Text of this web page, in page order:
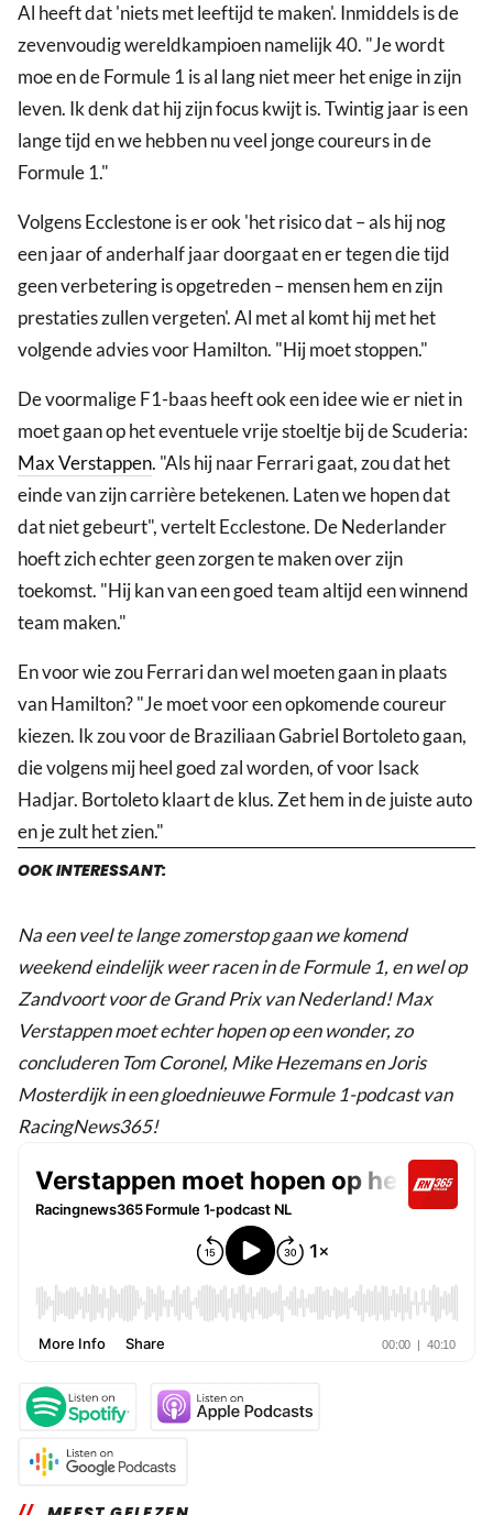
Al heeft dat 'niets met leeftijd te maken'. Inmiddels is de
zevenvoudig wereldkampioen namelijk 40. "Je wordt
moe en de Formule 1 is al lang niet meer het enige in zijn
leven. Ik denk dat hij zijn focus kwijt is. Twintig jaar is een
lange tijd en we hebben nu veel jonge coureurs in de
Formule 1."
Volgens Ecclestone is er ook 'het risico dat – als hij nog
een jaar of anderhalf jaar doorgaat en er tegen die tijd
geen verbetering is opgetreden – mensen hem en zijn
prestaties zullen vergeten'. Al met al komt hij met het
volgende advies voor Hamilton. "Hij moet stoppen."
De voormalige F1-baas heeft ook een idee wie er niet in
moet gaan op het eventuele vrije stoeltje bij de Scuderia:
Max Verstappen. "Als hij naar Ferrari gaat, zou dat het
einde van zijn carrière betekenen. Laten we hopen dat
dat niet gebeurt", vertelt Ecclestone. De Nederlander
hoeft zich echter geen zorgen te maken over zijn
toekomst. "Hij kan van een goed team altijd een winnend
team maken."
En voor wie zou Ferrari dan wel moeten gaan in plaats
van Hamilton? "Je moet voor een opkomende coureur
kiezen. Ik zou voor de Braziliaan Gabriel Bortoleto gaan,
die volgens mij heel goed zal worden, of voor Isack
Hadjar. Bortoleto klaart de klus. Zet hem in de juiste auto
en je zult het zien."
OOK INTERESSANT:
Na een veel te lange zomerstop gaan we komend
weekend eindelijk weer racen in de Formule 1, en wel op
Zandvoort voor de Grand Prix van Nederland! Max
Verstappen moet echter hopen op een wonder, zo
concluderen Tom Coronel, Mike Hezemans en Joris
Mosterdijk in een gloednieuwe Formule 1-podcast van
RacingNews365!